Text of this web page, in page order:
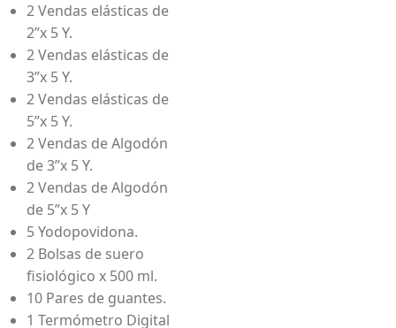
2 Vendas elásticas de
2”x 5 Y.
2 Vendas elásticas de
3”x 5 Y.
2 Vendas elásticas de
5”x 5 Y.
2 Vendas de Algodón
de 3”x 5 Y.
2 Vendas de Algodón
de 5”x 5 Y
5 Yodopovidona.
2 Bolsas de suero
fisiológico x 500 ml.
10 Pares de guantes.
1 Termómetro Digital